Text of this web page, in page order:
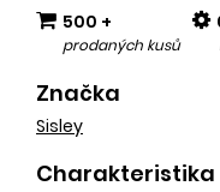
500 +
prodaných kusů
Značka
Sisley
Charakteristika